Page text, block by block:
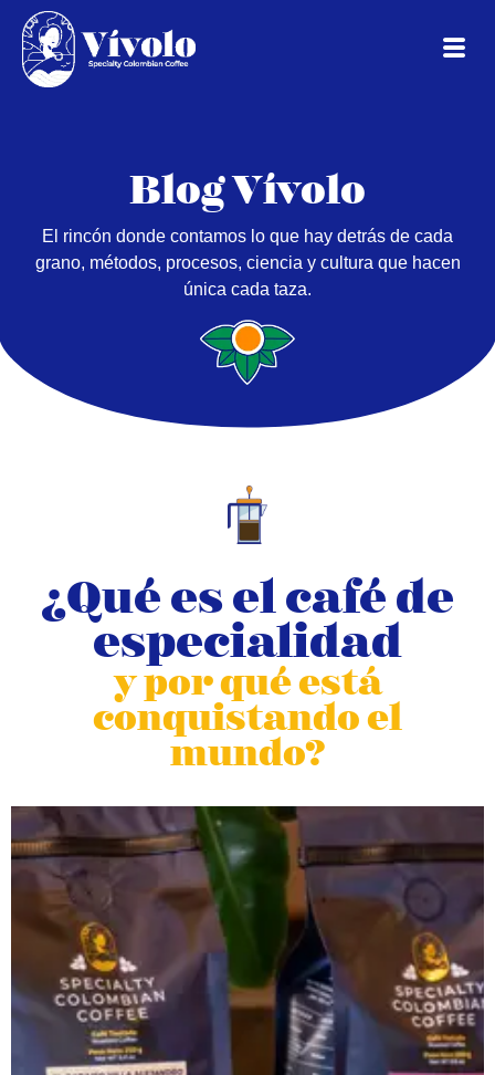
Blog Vívolo
El rincón donde contamos lo que hay detrás de cada
grano, métodos, procesos, ciencia y cultura que hacen
única cada taza.
¿Qué es el café de
especialidad
y por qué está
conquistando el
mundo?